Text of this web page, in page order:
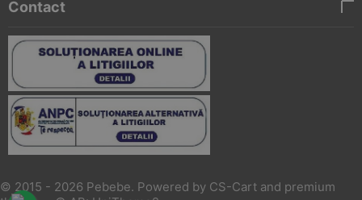
Contact
© 2015 - 2026 Pebebe. Powered by CS-Cart and premium